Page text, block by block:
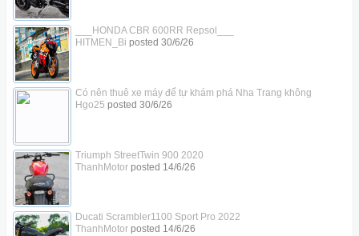
___HONDA CBR 600RR Repsol___
HITMEN_Bi posted 30/6/26
Có nên thuê xe máy để tự khám phá Nha Trang không
Hgo25 posted 30/6/26
Triumph StreetTwin 900 2020
ThanhMotorposted 14/6/26
Ducati Scrambler1100 Sport Pro 2022
ThanhMotorposted 14/6/26